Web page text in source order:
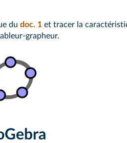
du doc. 1 et tracer la
grapheur.